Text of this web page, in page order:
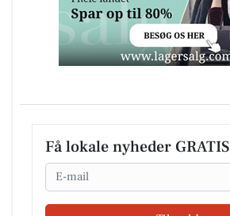
Få lokale nyheder GRATIS
Email